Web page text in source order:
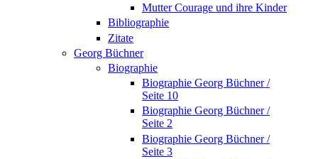
Mutter Courage und ihre Kinder
Bibliographie
Zitate
Georg Büchner
Biographie
Biographie Georg Büchner /
Seite 10
Biographie Georg Büchner /
Seite 2
Biographie Georg Büchner /
Seite 3